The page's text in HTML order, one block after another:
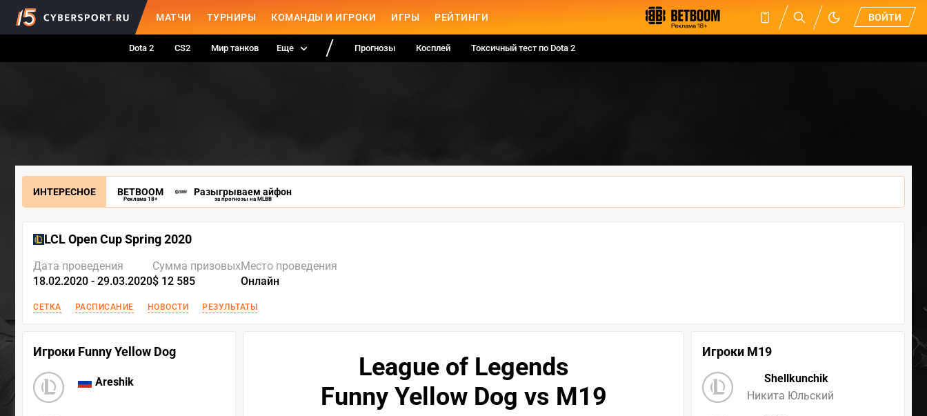
МАТЧИ ТУРНИРЫ КОМАНДЫ И ИГРОКИ ИГРЫ РЕЙТИНГИ ВОЙТИ
Dota 2 CS2 Мир танков Еще Прогнозы Косплей Токсичный тест по Dota 2
ИНТЕРЕСНОЕ BETBOOM
Реклама 18+
Разыгрываем айфон
за прогнозы на MLBB
LCL Open Cup Spring 2020
Дата проведения
18.02.2020 - 29.03.2020
Сумма призовых
$ 12 585
Место проведения
Онлайн
СЕТКА РАСПИСАНИЕ НОВОСТИ РЕЗУЛЬТАТЫ
Игроки Funny Yellow Dog
Areshik
Игроки M19
Shellkunchik
Никита Юльский
League of Legends
Funny Yellow Dog vs M19